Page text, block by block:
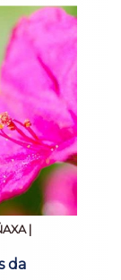
|
da